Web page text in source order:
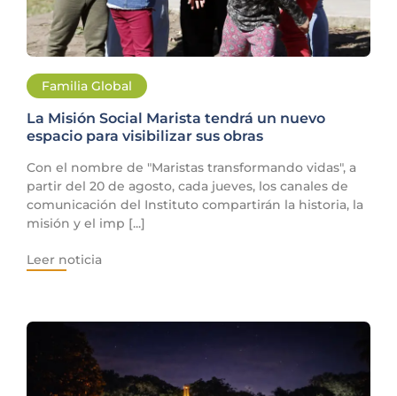
Familia Global
La Misión Social Marista tendrá un nuevo
espacio para visibilizar sus obras
Con el nombre de "Maristas transformando vidas", a
partir del 20 de agosto, cada jueves, los canales de
comunicación del Instituto compartirán la historia, la
misión y el imp [...]
Leer noticia